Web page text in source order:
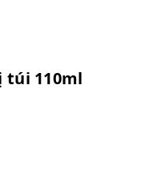
túi 110ml